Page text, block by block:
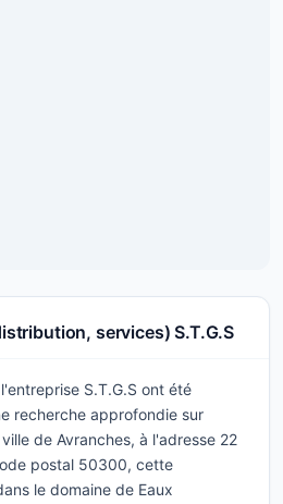
services) S.T.G.S
S.T.G.S ont été
recherche approfondie sur
de Avranches, à l'adresse 22
postal 50300, cette
le domaine de Eaux